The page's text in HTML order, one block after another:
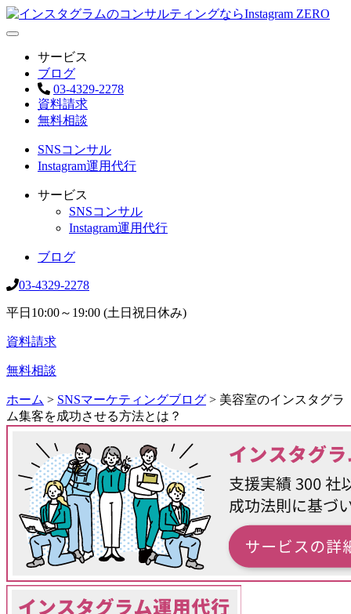
サービス
ブログ
03-4329-2278
資料請求
無料相談
SNSコンサル
Instagram運用代行
サービス
SNSコンサル
Instagram運用代行
ブログ
03-4329-2278
平日10:00～19:00 (土日祝日休み)
資料請求
無料相談
ホーム > SNSマーケティングブログ > 美容室のインスタグラ
ム集客を成功させる方法とは？